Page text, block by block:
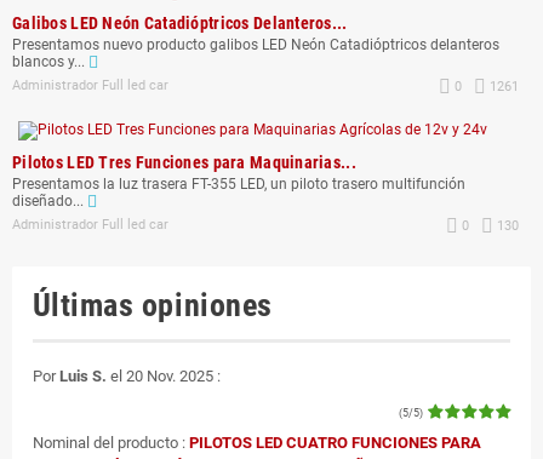
Galibos LED Neón Catadióptricos Delanteros...
Presentamos nuevo producto galibos LED Neón Catadióptricos delanteros
blancos y...
Administrador Full led car 1261
0
Pilotos LED Tres Funciones para Maquinarias...
Presentamos la luz trasera FT-355 LED, un piloto trasero multifunción
diseñado...
Administrador Full led car 130
0
Últimas opiniones
PorLuis S. el 20 Nov. 2025 :
(5/5)
Nominal del producto : PILOTOS LED CUATRO FUNCIONES PARA